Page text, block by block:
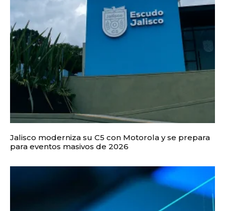
Jalisco moderniza su C5 con Motorola y se prepara
para eventos masivos de 2026